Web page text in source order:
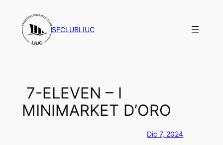
contenuto
SFCLUBLIUC
7-ELEVEN – I
MINIMARKET D’ORO
Dic 7, 2024